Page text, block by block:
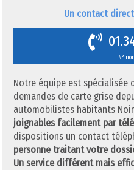
Un contact
N°
Notre équipe est spécialisée
demandes de carte grise
automobilistes habitants
joignables facilement par
dispositions un contact
personne traitant votre
Un service différent mais